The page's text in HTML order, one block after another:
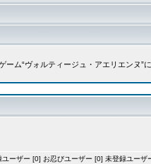
ーム“ヴォルティージュ・アエリエンヌ”
ユーザー [0] お忍びユーザー [0] 未登録ユー